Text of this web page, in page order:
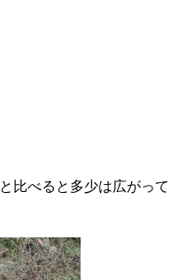
と比べると多少は広がって